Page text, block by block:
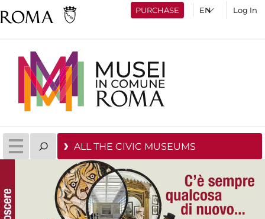
PURCHASE Log In
ALL THE CIVIC MUSEUMS